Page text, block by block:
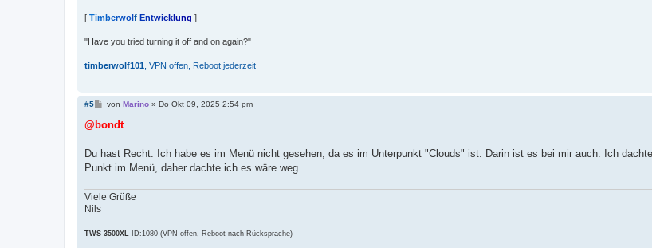
[ Tim berwo f Entwick ung ]
"Have you tried turning it off and on again?"
timberwolf101 , VPN offen, Reboot jederzeit
#5
B
i
a
von Marino» Do Okt 09, 2025 2:54 pm
@bondt
Du hast Recht. Ich habe es im Menü nicht gesehen, da es im Unterpunkt "Clouds" ist. Darin ist es bei mir auch. Ich
Punkt im Menü, daher dachte ich es wäre weg.
Viele Grüße
Nils
TWS 3500XL ID:1080 (VPN offen, Reboot nach Rücksprache)